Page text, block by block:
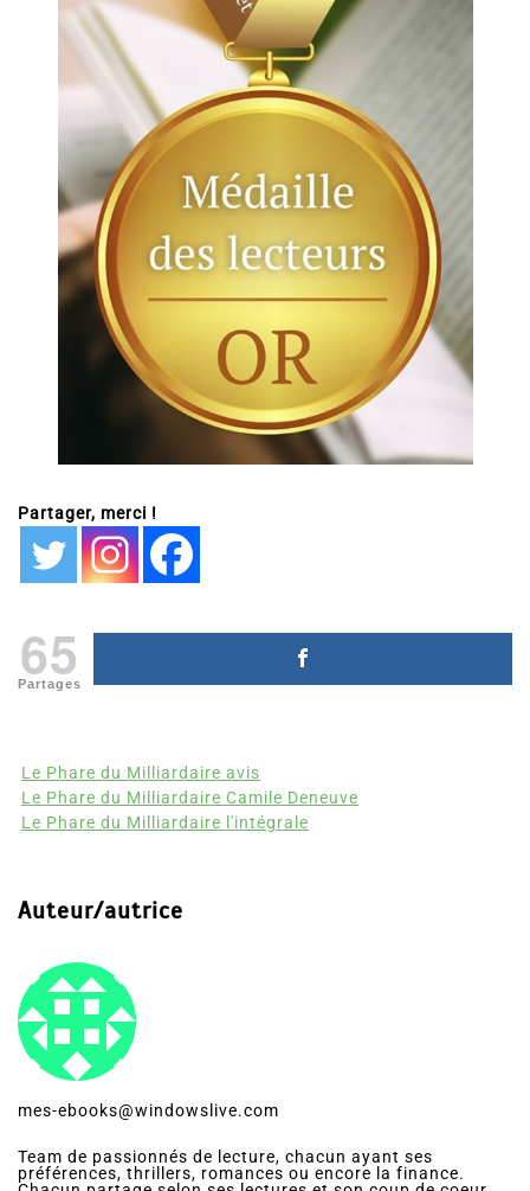
Partager, merci !
65
Partages
Le Phare du Milliardaire avis
Le Phare du Milliardaire Camile Deneuve
Le Phare du Milliardaire l'intégrale
Auteur/autrice
mes-ebooks@windowslive.com
Team de passionnés de lecture, chacun ayant ses
préférences, thrillers, romances ou encore la finance.